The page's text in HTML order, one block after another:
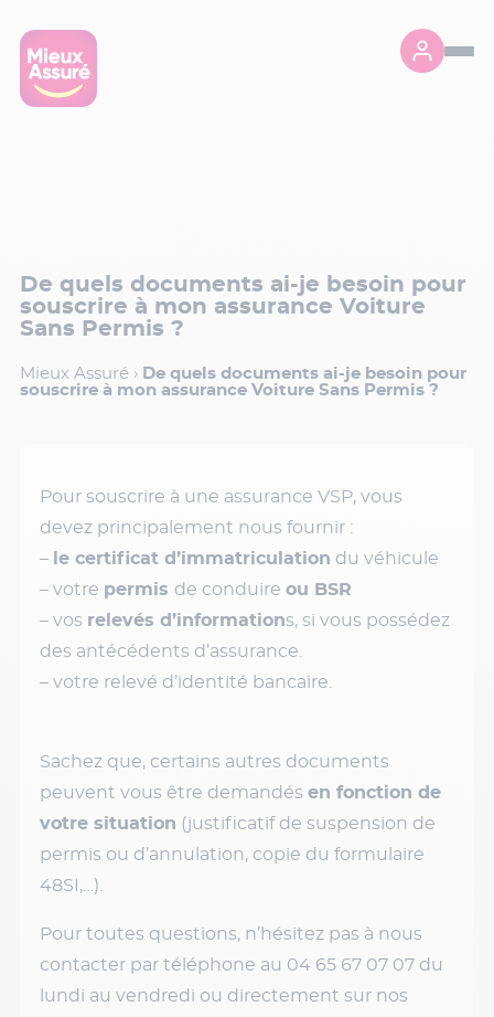
De quels documents ai-je besoin pour
souscrire à mon assurance Voiture
Sans Permis ?
Mieux Assuré › De quels documents ai-je besoin pour
souscrire à mon assurance Voiture Sans Permis ?
Pour souscrire à une assurance VSP, vous
devez principalement nous fournir :
– le certificat d’immatriculation du véhicule
– votre permis de conduire ou BSR
– vos relevés d’informations, si vous possédez
des antécédents d’assurance.
– votre relevé d’identité bancaire.
Sachez que, certains autres documents
peuvent vous être demandés en fonction de
votre situation (justificatif de suspension de
permis ou d’annulation, copie du formulaire
48SI,…).
Pour toutes questions, n’hésitez pas à nous
contacter par téléphone au 04 65 67 07 07 du
lundi au vendredi ou directement sur nos